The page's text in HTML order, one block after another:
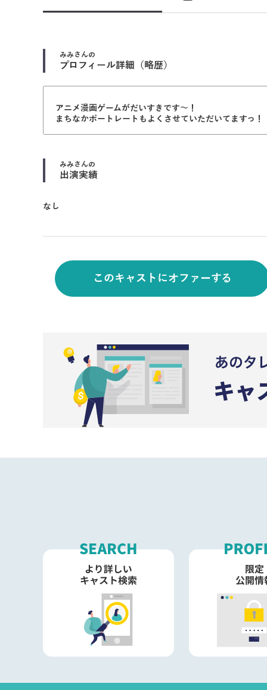
みみさんの
プロフィール詳細（略歴）
アニメ漫画ゲームがだいすきです～！
まちなかポートレートもよくさせていただいてますっ！
みみさんの
出演実績
なし
このキャストにオファーする